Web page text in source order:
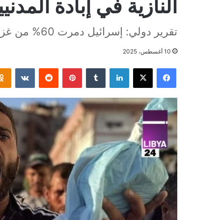
النازية في إبادة
تقرير دولي: إسرائيل دمرت 60% من غزة.. وحماس تزداد قوة!
10 أغسطس، 2025
فيسبوك ‫X لينكدإن بينتيريست